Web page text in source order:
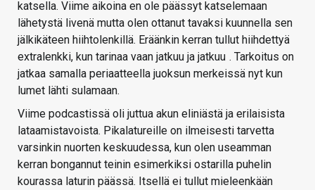
katsella. Viime aikoina en ole päässyt katselemaan
lähetystä livenä mutta olen ottanut tavaksi kuunnella sen
jälkikäteen hiihtolenkillä. Eräänkin kerran tullut hiihdettyä
extralenkki, kun tarinaa vaan jatkuu ja jatkuu . Tarkoitus on
jatkaa samalla periaatteella juoksun merkeissä nyt kun
lumet lähti sulamaan.
Viime podcastissä oli juttua akun eliniästä ja erilaisista
lataamistavoista. Pikalatureille on ilmeisesti tarvetta
varsinkin nuorten keskuudessa, kun olen useamman
kerran bongannut teinin esimerkiksi ostarilla puhelin
kourassa laturin päässä. Itsellä ei tullut mieleenkään